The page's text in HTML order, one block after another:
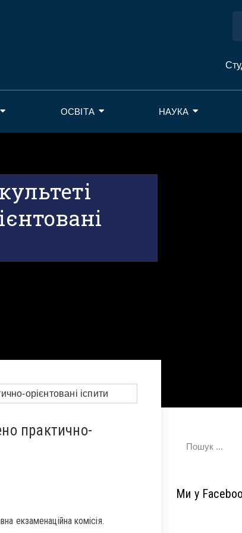
ОСВІТА НАУКА
практично-
екзаменаційна комісія.
Ми у